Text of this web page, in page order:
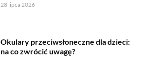
28 lipca 2026
Okulary przeciwsłoneczne dla dzieci:
na co zwrócić uwagę?